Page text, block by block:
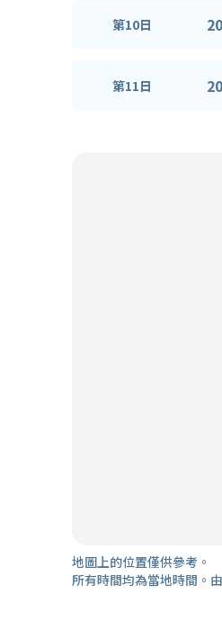
第10日
第11日
地圖上的位置僅供參考。
所有時間均為當地時間。